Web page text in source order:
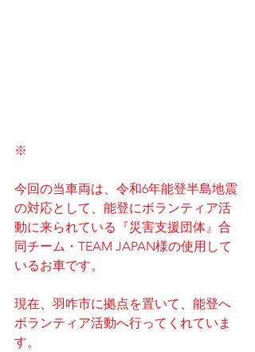
※
今回の当車両は、令和6年能登半島地震
の対応として、能登にボランティア活
動に来られている『災害支援団体』合
同チーム・TEAM JAPAN様の使用して
いるお車です。
現在、羽咋市に拠点を置いて、能登へ
ボランティア活動へ行ってくれていま
す。